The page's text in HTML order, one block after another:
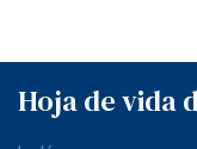
Hoja de vida